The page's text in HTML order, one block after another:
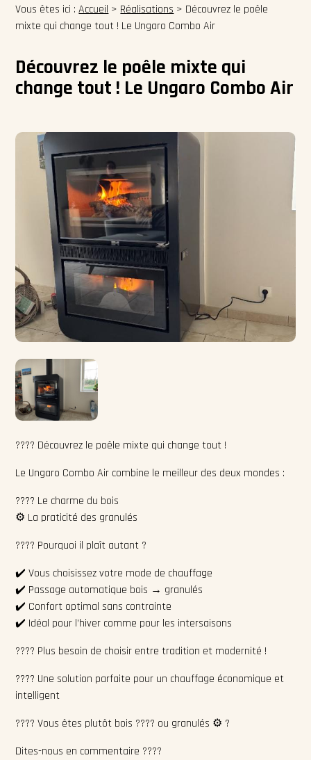
Vous êtes ici :Accueil > Réalisations > Découvrez le poêle
mixte qui change tout ! Le Ungaro Combo Air
Découvrez le poêle mixte qui
change tout ! Le Ungaro Combo Air
???? Découvrez le poêle mixte qui change tout !
Le Ungaro Combo Air combine le meilleur des deux mondes :
???? Le charme du bois
⚙️ La praticité des granulés
???? Pourquoi il plaît autant ?
✔️ Vous choisissez votre mode de chauffage
✔️ Passage automatique bois → granulés
✔️ Confort optimal sans contrainte
✔️ Idéal pour l’hiver comme pour les intersaisons
???? Plus besoin de choisir entre tradition et modernité !
???? Une solution parfaite pour un chauffage économique et
intelligent
???? Vous êtes plutôt bois ???? ou granulés ⚙️ ?
Dites-nous en commentaire ????